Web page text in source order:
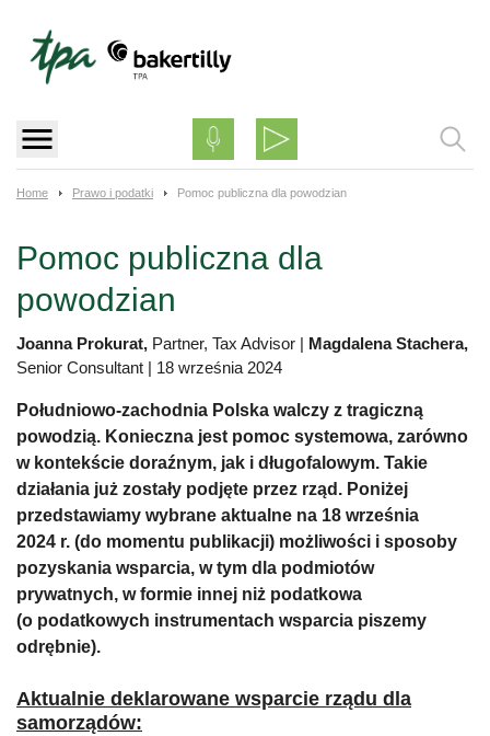
content
Home Prawo i podatki Pomoc publiczna dla powodzian
Pomoc publiczna dla
powodzian
Joanna Prokurat, Partner, Tax Advisor | Magdalena Stachera,
Senior Consultant | 18 września 2024
Południowo-zachodnia Polska walczy z tragiczną
powodzią. Konieczna jest pomoc systemowa, zarówno
w kontekście doraźnym, jak i długofalowym. Takie
działania już zostały podjęte przez rząd. Poniżej
przedstawiamy wybrane aktualne na 18 września
2024 r. (do momentu publikacji) możliwości i sposoby
pozyskania wsparcia, w tym dla podmiotów
prywatnych, w formie innej niż podatkowa
(o podatkowych instrumentach wsparcia piszemy
odrębnie).
Aktualnie deklarowane wsparcie rządu dla
samorządów: